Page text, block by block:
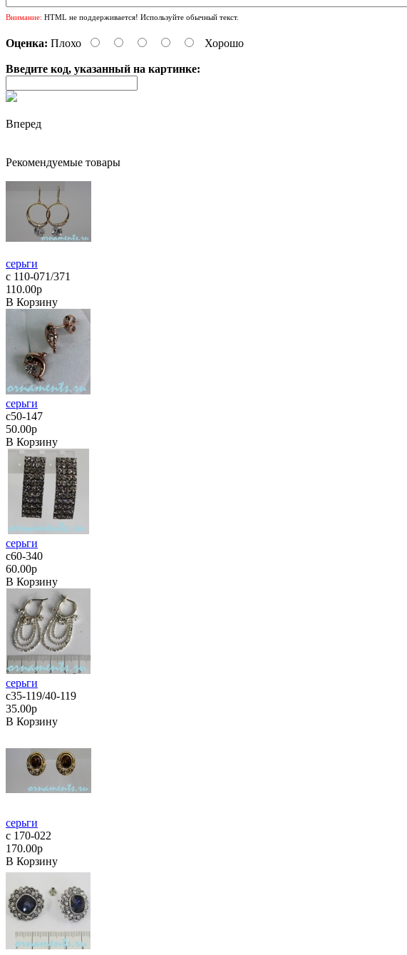
Внимание: HTML не поддерживается! Используйте обычный текст.
Оценка: Плохо Хорошо
Введите код, указанный на картинке:
Вперед
Рекомендуемые товары
серьги
с 110-071/371
110.00р
В Корзину
серьги
с50-147
50.00р
В Корзину
серьги
с60-340
60.00р
В Корзину
серьги
с35-119/40-119
35.00р
В Корзину
серьги
с 170-022
170.00р
В Корзину